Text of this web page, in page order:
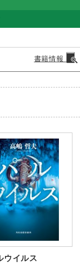
書籍情報
ウイルス